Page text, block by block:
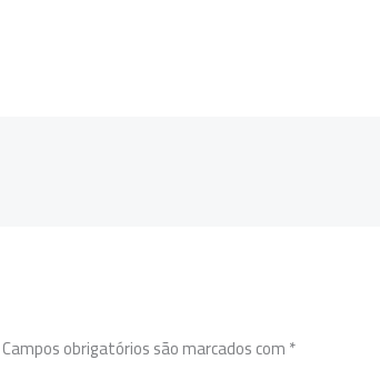
Campos obrigatórios são marcados com*